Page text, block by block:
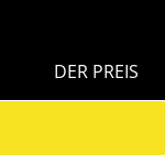
DER PREIS